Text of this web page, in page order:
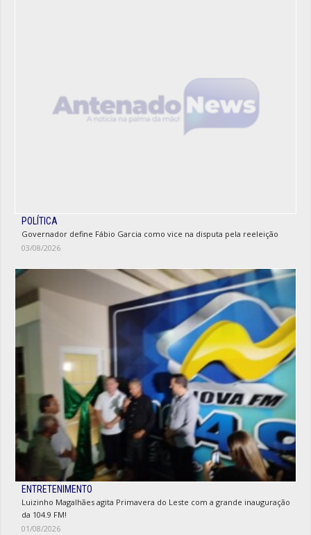
POLÍTICA
Governador define Fábio Garcia como vice na disputa pela reeleição
03/08/2026
ENTRETENIMENTO
Luizinho Magalhães agita Primavera do Leste com a grande inauguração
da 104.9 FM!
01/08/2026